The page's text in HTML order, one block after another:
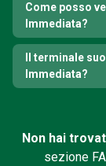
Come posso
Immediata?
Il terminale
Immediata?
Non hai
sezione